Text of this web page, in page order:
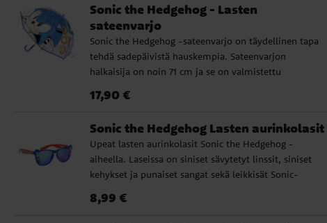
suosikki kaikkien pelisarjan pienten fanien
keskuudessa.
Sonic the Hedgehog - Lasten
sateenvarjo
Sonic the Hedgehog -sateenvarjo on täydellinen tapa
tehdä sadepäivistä hauskempia. Sateenvarjon
halkaisija on noin 71 cm ja se on valmistettu
rivaa ja se aukeaa käsin. Upea Sonic the Hedgehog -
pelin ja elokuvien pikkufanien suosikki.
Hinta: 17,90 €
17,90 €
Sonic the Hedgehog Lasten aurinkolasit
Upeat lasten aurinkolasit Sonic the Hedgehog -
aiheella. Laseissa on siniset sävytetyt linssit, siniset
kehykset ja punaiset sangat sekä leikkisät Sonic-
UV400-suojan auringon säteilyä vastaan ja sopivat
Hinta:8,99 €
8,99 €